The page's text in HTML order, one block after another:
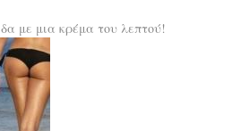
με μια κρέμα του λεπτού!